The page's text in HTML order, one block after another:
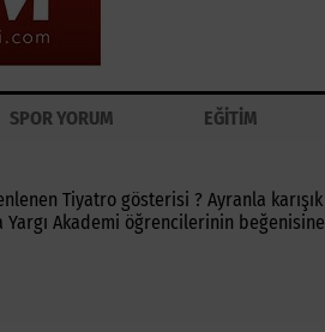
SPOR YORUM EĞİTİM
Tiyatro gösterisi ? Ayranla karışık
Akademi öğrencilerinin beğenisine